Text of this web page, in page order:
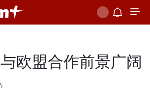
欧盟合作前景广阔